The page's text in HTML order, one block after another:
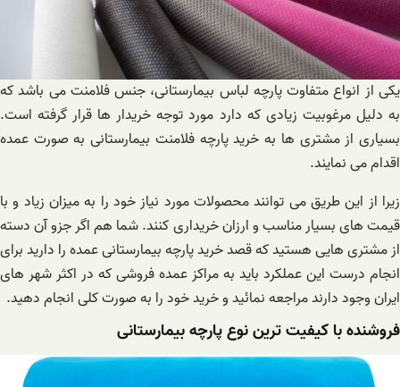
یکی از انواع متفاوت پارچه لباس بیمارستانی، جنس فلامنت می باشد که
به دلیل مرغوبیت زیادی که دارد مورد توجه خریدار ها قرار گرفته است.
بسیاری از مشتری ها به خرید پارچه فلامنت بیمارستانی به صورت عمده
اقدام می نمایند.
زیرا از این طریق می توانند محصولات مورد نیاز خود را به میزان زیاد و با
قیمت های بسیار مناسب و ارزان خریداری کنند. شما هم اگر جزو آن دسته
از مشتری هایی هستید که قصد خرید پارچه بیمارستانی عمده را دارید برای
انجام درست این عملکرد باید به مراکز عمده فروشی که در اکثر شهر های
ایران وجود دارند مراجعه نمائید و خرید خود را به صورت کلی انجام دهید.
فروشنده با کیفیت ترین نوع پارچه بیمارستانی